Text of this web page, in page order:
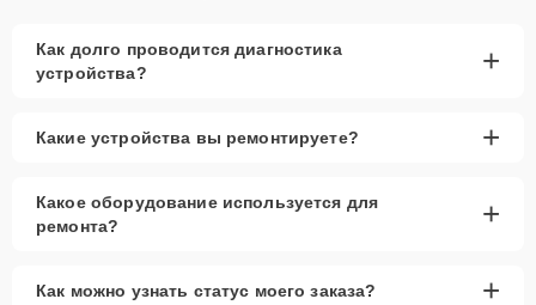
Как долго проводится диагностика
устройства?
+
Какие устройства вы ремонтируете? +
Какое оборудование используется для
ремонта?
+
Как можно узнать статус моего заказа? +